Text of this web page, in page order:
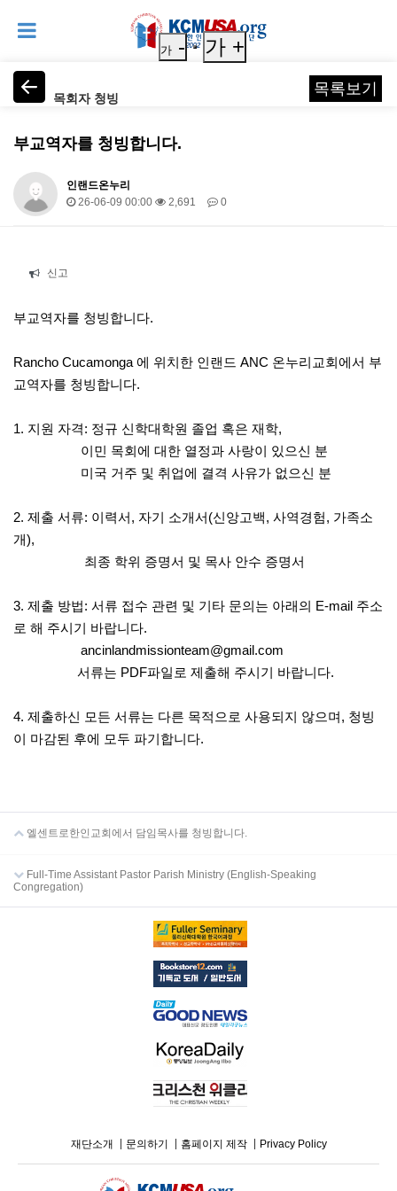
목회자 청빙
가 - 가 +
목록보기
부교역자를 청빙합니다.
인랜드온누리
26-06-09 00:00
2,691 0
신고
부교역자를 청빙합니다.
Rancho Cucamonga 에 위치한 인랜드 ANC 온누리교회에서 부
교역자를 청빙합니다.
1. 지원 자격: 정규 신학대학원 졸업 혹은 재학,
이민 목회에 대한 열정과 사랑이 있으신 분
미국 거주 및 취업에 결격 사유가 없으신 분
2. 제출 서류: 이력서, 자기 소개서(신앙고백, 사역경험, 가족소
개),
최종 학위 증명서 및 목사 안수 증명서
3. 제출 방법: 서류 접수 관련 및 기타 문의는 아래의 E-mail 주소
로 해 주시기 바랍니다.
ancinlandmissionteam@gmail.com
서류는 PDF파일로 제출해 주시기 바랍니다.
4. 제출하신 모든 서류는 다른 목적으로 사용되지 않으며, 청빙
이 마감된 후에 모두 파기합니다.
엘센트로한인교회에서 담임목사를 청빙합니다.
Full-Time Assistant Pastor Parish Ministry (English-Speaking
Congregation)
재단소개 문의하기 홈페이지 제작 Privacy Policy